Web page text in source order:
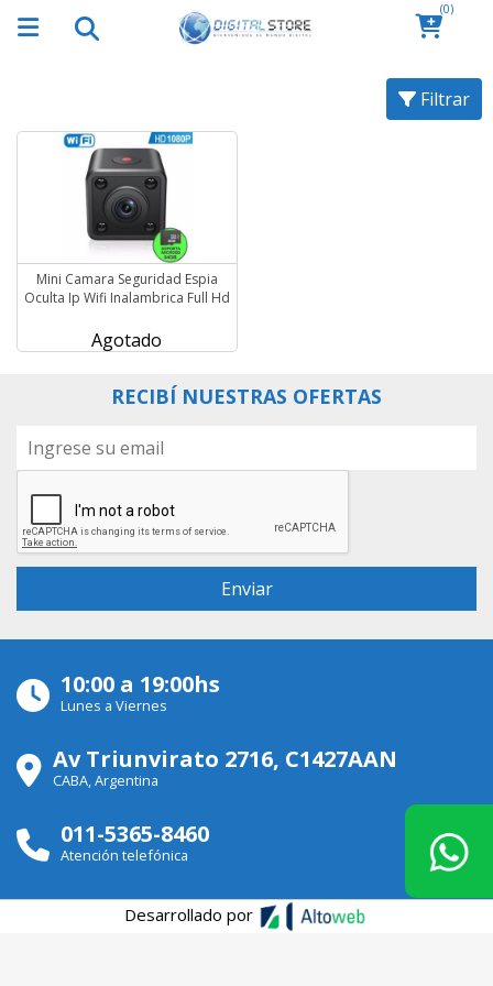
(0)
Filtrar
Mini Camara Seguridad Espia
Oculta Ip Wifi Inalambrica Full Hd
Agotado
RECIBÍ NUESTRAS OFERTAS
10:00 a 19:00hs
Lunes a Viernes
Av Triunvirato 2716, C1427AAN
CABA, Argentina
011-5365-8460
Atención telefónica
Desarrollado por